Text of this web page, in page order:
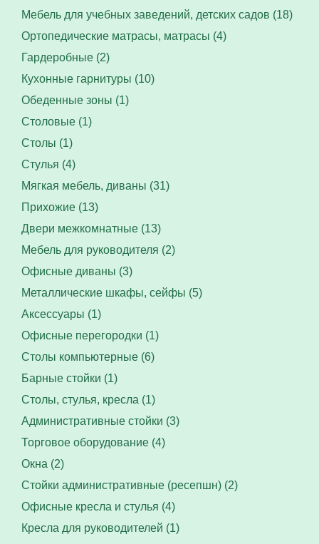
Мебель для учебных заведений, детских садов (18)
Ортопедические матрасы, матрасы (4)
Гардеробные (2)
Кухонные гарнитуры (10)
Обеденные зоны (1)
Столовые (1)
Столы (1)
Стулья (4)
Мягкая мебель, диваны (31)
Прихожие (13)
Двери межкомнатные (13)
Мебель для руководителя (2)
Офисные диваны (3)
Металлические шкафы, сейфы (5)
Аксессуары (1)
Офисные перегородки (1)
Столы компьютерные (6)
Барные стойки (1)
Столы, стулья, кресла (1)
Административные стойки (3)
Торговое оборудование (4)
Окна (2)
Стойки административные (ресепшн) (2)
Офисные кресла и стулья (4)
Кресла для руководителей (1)